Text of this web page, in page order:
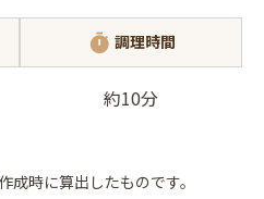
timer 調理時間
約10分
時に算出したものです。